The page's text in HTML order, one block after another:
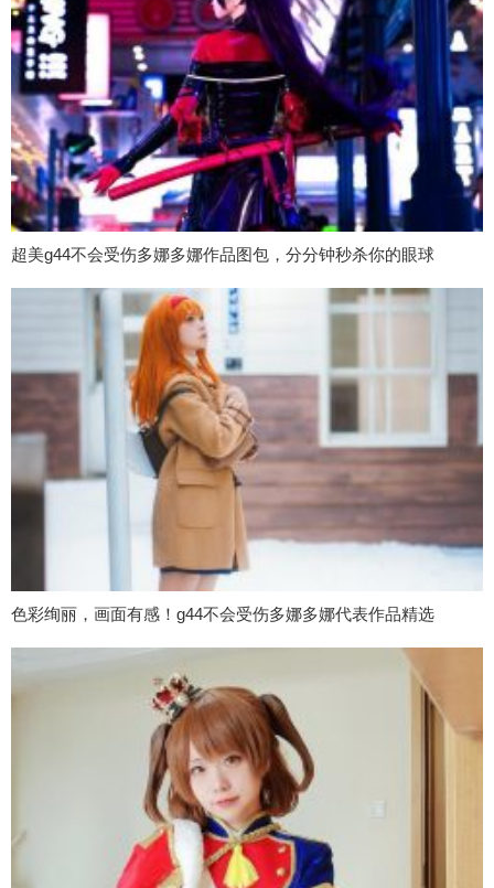
超美g44不会受伤多娜多娜作品图包，分分钟秒杀你的眼球
色彩绚丽，画面有感！g44不会受伤多娜多娜代表作品精选